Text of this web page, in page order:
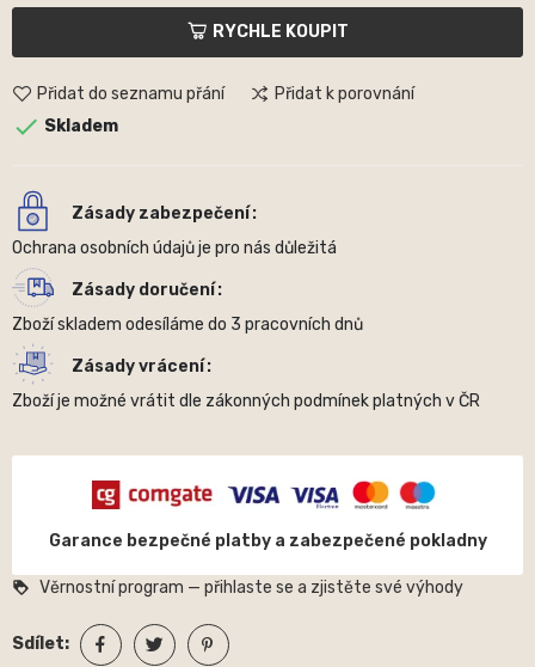
RYCHLE KOUPIT
Přidat do seznamu přání Přidat k porovnání
 Skladem
Zásady zabezpečení
Ochrana osobních údajů je pro nás důležitá
Zásady doručení
Zboží skladem odesíláme do 3 pracovních dnů
Zásady vrácení
Zboží je možné vrátit dle zákonných podmínek platných v ČR
Garance bezpečné platby a zabezpečené pokladny
loyalty Věrnostní program — přihlaste se a zjistěte své výhody
Sdílet: